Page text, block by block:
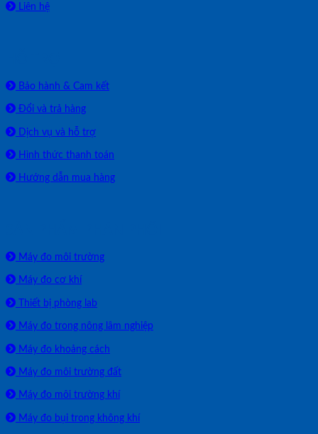
Liên hệ
Bảo hành & Cam kết
Đổi và trả hàng
Dịch vụ và hỗ trợ
Hình thức thanh toán
Hướng dẫn mua hàng
Máy đo môi trường
Máy đo cơ khí
Thiết bị phòng lab
Máy đo trong nông lâm nghiệp
Máy đo khoảng cách
Máy đo môi trường đất
Máy đo môi trường khí
Máy đo bụi trong không khí